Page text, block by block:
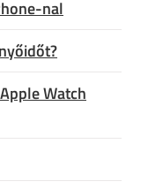
nal
Watch